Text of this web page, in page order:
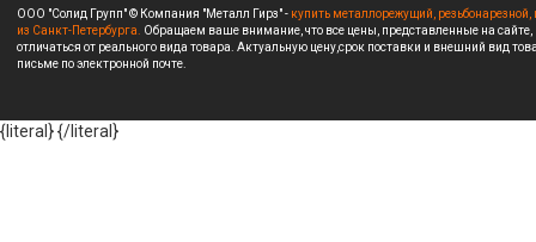
ООО "Солид Групп" © Компания "Металл Гирз" - купить металлорежущий,
из Санкт-Петербурга. Обращаем ваше внимание, что все цены, представленные на
отличаться от реального вида товара. Актуальную цену,срок поставки и внешний вид
письме по электронной почте.
{literal}{/literal}